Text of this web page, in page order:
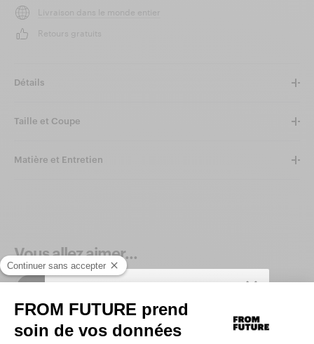
Livraison dans le monde entier
Retours gratuits
Détails
Taille et Coupe
Matière et Entretien
Vous allez aimer...
SIGN UP TO UNLOCK YOUR PERSONAL
CODE ANDGET 10% OFF YOUR FIRST